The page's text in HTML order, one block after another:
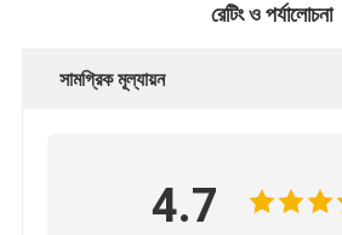
রেটিং ও পর্যালোচনা
সামগ্রিক মূল্যায়ন
4.7